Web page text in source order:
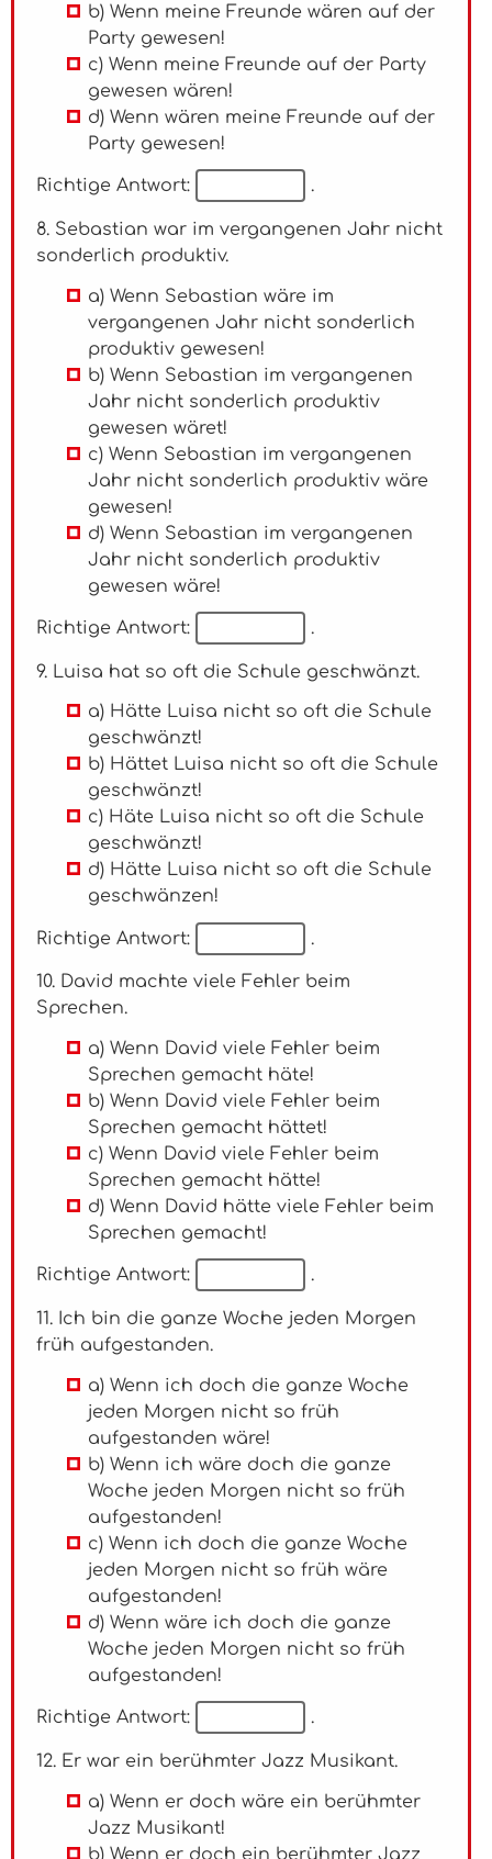
b) Wenn meine Freunde wären auf der
Party gewesen!
c) Wenn meine Freunde auf der Party
gewesen wären!
d) Wenn wären meine Freunde auf der
Party gewesen!
Richtige Antwort: .
8. Sebastian war im vergangenen Jahr nicht
sonderlich produktiv.
a) Wenn Sebastian wäre im
vergangenen Jahr nicht sonderlich
produktiv gewesen!
b) Wenn Sebastian im vergangenen
Jahr nicht sonderlich produktiv
gewesen wäret!
c) Wenn Sebastian im vergangenen
Jahr nicht sonderlich produktiv wäre
gewesen!
d) Wenn Sebastian im vergangenen
Jahr nicht sonderlich produktiv
gewesen wäre!
Richtige Antwort: .
9. Luisa hat so oft die Schule geschwänzt.
a) Hätte Luisa nicht so oft die Schule
geschwänzt!
b) Hättet Luisa nicht so oft die Schule
geschwänzt!
c) Häte Luisa nicht so oft die Schule
geschwänzt!
d) Hätte Luisa nicht so oft die Schule
geschwänzen!
Richtige Antwort: .
10. David machte viele Fehler beim
Sprechen.
a) Wenn David viele Fehler beim
Sprechen gemacht häte!
b) Wenn David viele Fehler beim
Sprechen gemacht hättet!
c) Wenn David viele Fehler beim
Sprechen gemacht hätte!
d) Wenn David hätte viele Fehler beim
Sprechen gemacht!
Richtige Antwort: .
11. Ich bin die ganze Woche jeden Morgen
früh aufgestanden.
a) Wenn ich doch die ganze Woche
jeden Morgen nicht so früh
aufgestanden wäre!
b) Wenn ich wäre doch die ganze
Woche jeden Morgen nicht so früh
aufgestanden!
c) Wenn ich doch die ganze Woche
jeden Morgen nicht so früh wäre
aufgestanden!
d) Wenn wäre ich doch die ganze
Woche jeden Morgen nicht so früh
aufgestanden!
Richtige Antwort: .
12. Er war ein berühmter Jazz Musikant.
a) Wenn er doch wäre ein berühmter
Jazz Musikant!
b) Wenn er doch ein berühmter Jazz